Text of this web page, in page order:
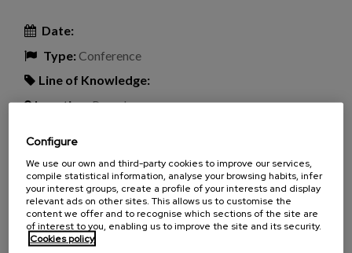
Date:
Type:Conference
Line of Knowledge:
Location:Pamplona
Fundación Caja Navarra viene trabajando en un
cambio de modelo de sus centros de personas
mayores. Este nuevo modelo, que hemos
acompañado desde Matia Instituto, es fruto de un
trabajo colaborativo entre las personas mayores y
Configure
We use our own and third-party cookies to improve our services,
compile statistical information, analyse your browsing habits, infer
your interest groups, create a profile of your interests and display
relevant ads on other sites. This allows us to customise the
content we offer and to recognise which sections of the site are
of interest to you, enabling us to improve the site and its security.
Cookies policy